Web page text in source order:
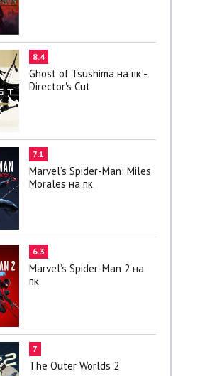
8.4
Ghost of Tsushima на пк -
Director's Cut
7.1
Marvel’s Spider-Man: Miles
Morales на пк
6.3
Marvel’s Spider-Man 2 на
пк
7
The Outer Worlds 2